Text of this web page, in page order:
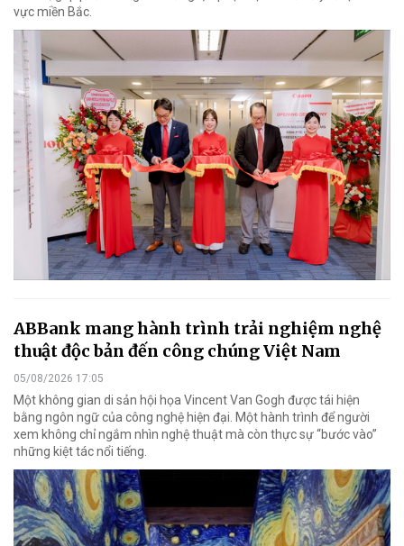
vực miền Bắc.
ABBank mang hành trình trải nghiệm nghệ
thuật độc bản đến công chúng Việt Nam
05/08/2026 17:05
Một không gian di sản hội họa Vincent Van Gogh được tái hiện
bằng ngôn ngữ của công nghệ hiện đại. Một hành trình để người
xem không chỉ ngắm nhìn nghệ thuật mà còn thực sự “bước vào”
những kiệt tác nổi tiếng.